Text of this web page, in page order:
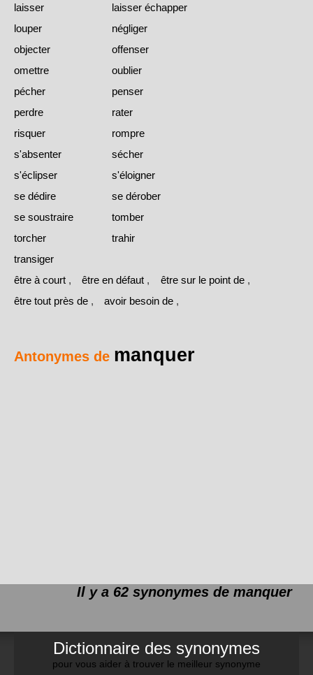
laisser
laisser échapper
louper
négliger
objecter
offenser
omettre
oublier
pécher
penser
perdre
rater
risquer
rompre
s'absenter
sécher
s'éclipser
s'éloigner
se dédire
se dérober
se soustraire
tomber
torcher
trahir
transiger
être à court , être en défaut , être sur le point de ,
être tout près de , avoir besoin de ,
Antonymes de manquer
Il y a 62 synonymes de manquer
Dictionnaire des synonymes
pour vous aider à trouver le meilleur synonyme